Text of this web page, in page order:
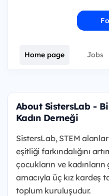
Home page Jobs
About SistersLab -
Kadın Derneği
SistersLab, STEM
eşitliği farkındalığını
çocukların ve
amacıyla üç kız kardeş
toplum kuruluşudur.